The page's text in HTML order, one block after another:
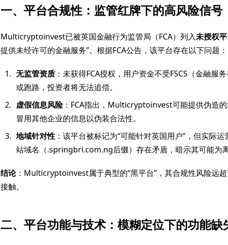
一、平台合规性：监管红牌下的高风险信号
Multicryptoinvest已被英国金融行为监管局（FCA）列入未授权
提供未经许可的金融服务”。根据FCA公告，该平台存在以下问题：
无监管资质：未获得FCA授权，用户资金不受FSCS（金融服
或跑路，投资者将无法追偿。
虚假信息风险：FCA指出，Multicryptoinvest可能提供伪造
冒用其他企业的信息以伪装合法性。
地域针对性：该平台被标记为“可能针对英国用户”，但实际
站域名（.springbri.com.ng后缀）存在矛盾，暗示其可能为离
结论：Multicryptoinvest属于典型的“黑平台”，其合规性风险远
接触。
二、平台功能与技术：模糊定位下的功能缺